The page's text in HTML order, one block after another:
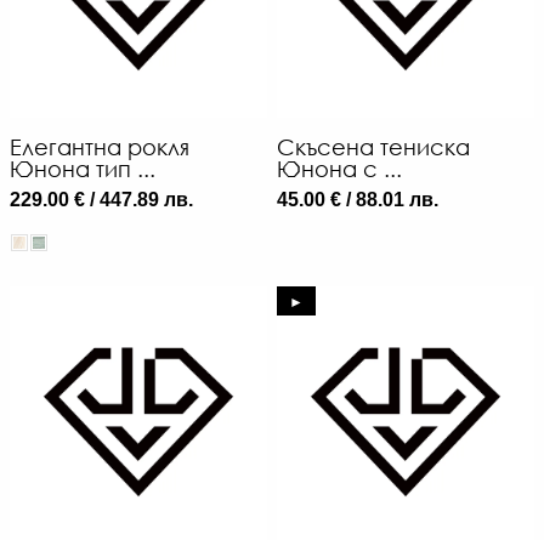
Елегантна рокля
Юнона тип ...
229.00 € / 447.89 лв.
Скъсена тениска
Юнона с ...
45.00 € / 88.01 лв.
►